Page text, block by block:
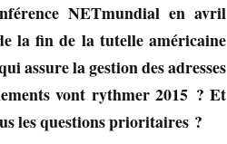
NETmundial en avril
la fin de la tutelle américaine
assure la gestion des adresses
vont rythmer 2015 ? Et
les questions prioritaires ?